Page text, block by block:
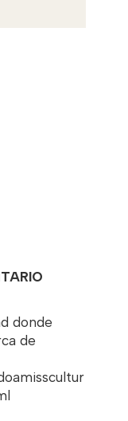
donde
de